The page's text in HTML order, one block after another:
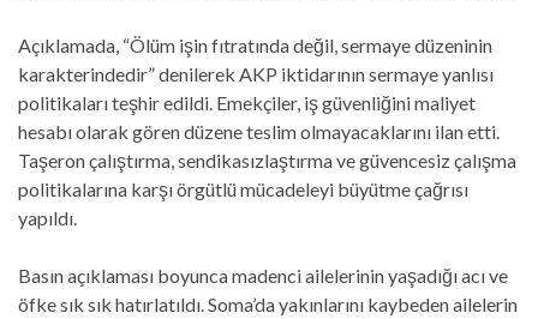
Açıklamada, “Ölüm işin fıtratında değil, sermaye düzeninin
karakterindedir” denilerek AKP iktidarının sermaye yanlısı
politikaları teşhir edildi. Emekçiler, iş güvenliğini maliyet
hesabı olarak gören düzene teslim olmayacaklarını ilan etti.
Taşeron çalıştırma, sendikasızlaştırma ve güvencesiz çalışma
politikalarına karşı örgütlü mücadeleyi büyütme çağrısı
yapıldı.
Basın açıklaması boyunca madenci ailelerinin yaşadığı acı ve
öfke sık sık hatırlatıldı. Soma’da yakınlarını kaybeden ailelerin